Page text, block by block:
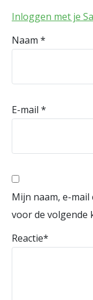
Inloggen met je
Naam *
E-mail *
Mijn naam, e-
voor de volgende
Reactie*